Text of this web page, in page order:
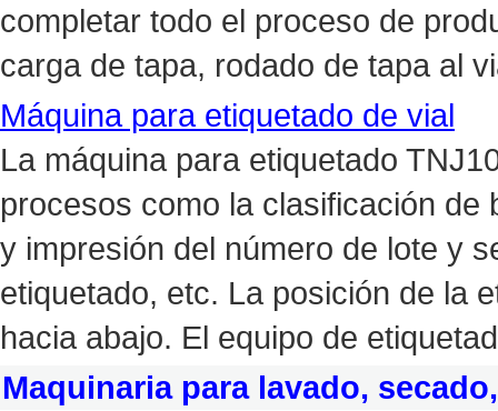
completar todo el proceso de
carga de tapa, rodado de tapa al
Máquina para etiquetado de vial
La máquina para etiquetado
procesos como la clasificación
y impresión del número de lote y
etiquetado, etc. La posición de la
hacia abajo. El equipo de
Maquinaria para lavado,